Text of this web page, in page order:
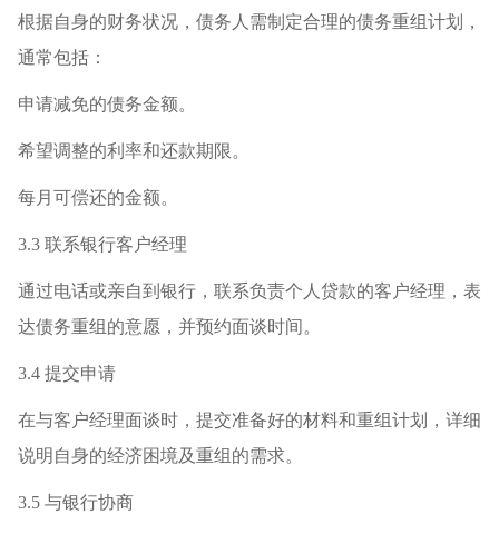
根据自身的财务状况，债务人需制定合理的债务重组计划，
通常包括：
申请减免的债务金额。
希望调整的利率和还款期限。
每月可偿还的金额。
3.3 联系银行客户经理
通过电话或亲自到银行，联系负责个人贷款的客户经理，表
达债务重组的意愿，并预约面谈时间。
3.4 提交申请
在与客户经理面谈时，提交准备好的材料和重组计划，详细
说明自身的经济困境及重组的需求。
3.5 与银行协商